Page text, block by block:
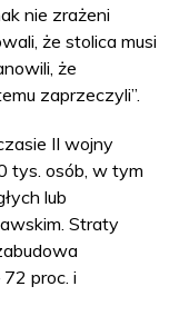
nie zrażeni
że stolica musi
że
zaprzeczyli”.
II wojny
tys. osób, w tym
lub
Straty
proc. i